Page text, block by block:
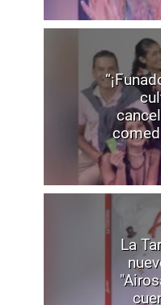
La